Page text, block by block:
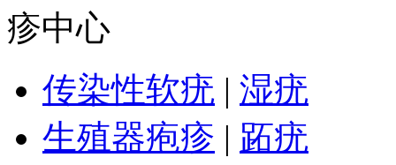
疹中心
传染性软疣 | 湿疣
生殖器疱疹 | 跖疣